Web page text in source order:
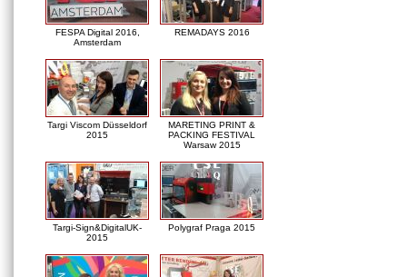
FESPA Digital 2016,
Amsterdam
REMADAYS 2016
Targi Viscom Düsseldorf
2015
MARETING PRINT &
PACKING FESTIVAL
Warsaw 2015
Targi-Sign&DigitalUK-
2015
Polygraf Praga 2015